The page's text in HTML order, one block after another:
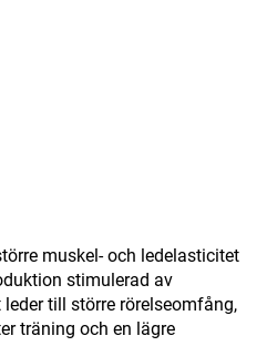
muskel- och ledelasticitet
stimulerad av
till större rörelseomfång,
träning och en lägre